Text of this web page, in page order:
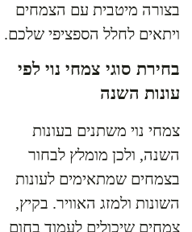
בצורה מיטבית עם הצמחים
ויתאים לחלל הספציפי שלכם.
בחירת סוגי צמחי נוי לפי
עונות השנה
צמחי נוי משתנים בעונות
השנה, ולכן מומלץ לבחור
בצמחים שמתאימים לעונות
השונות ולמזג האוויר. בקיץ,
צמחים שיכולים לעמוד בחום